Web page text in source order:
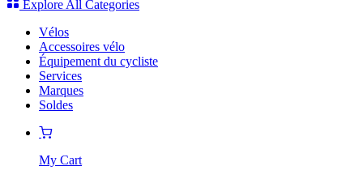
Explore All Categories
Vélos
Accessoires vélo
Équipement du cycliste
Services
Marques
Soldes
My Cart